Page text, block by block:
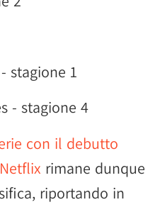
stagione 1
- stagione 4
con il debutto
rimane dunque
riportando in